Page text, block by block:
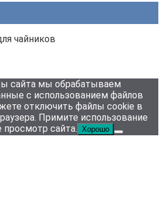
чайников
сайта мы обрабатываем
с использованием файлов
отключить файлы cookie в
Примите использование
сайта.
Хорошо